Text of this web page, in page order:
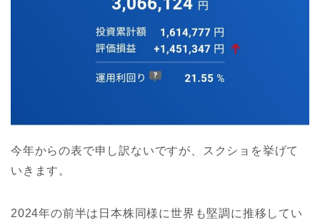
今年からの表で申し訳ないですが、スクショを挙げて
いきます。
2024年の前半は日本株同様に世界も堅調に推移してい